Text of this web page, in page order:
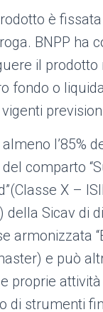
è
BNPP ha
il prodotto
fondo o
l’85%
comparto
X –
della Sicav di
armonizzata
e può
proprie
di strumenti